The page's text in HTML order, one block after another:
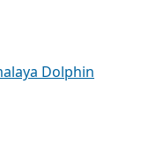
Dolphin